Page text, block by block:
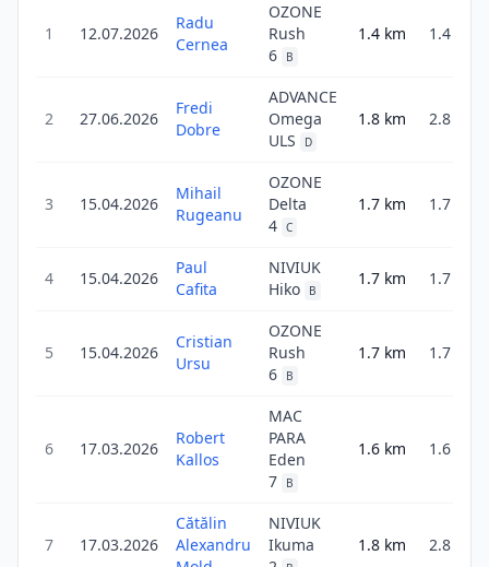
1 12.07.2026
Radu
Cernea
OZONE
Rush
6
B
1.4 km 1.4
2 27.06.2026
Fredi
Dobre
ADVANCE
Omega
ULS
D
1.8 km 2.8
3 15.04.2026
Mihail
Rugeanu
OZONE
Delta
4 C
1.7 km 1.7
4 15.04.2026
Paul
Cafita
NIVIUK
Hiko
B
1.7 km 1.7
5 15.04.2026
Cristian
Ursu
OZONE
Rush
6
B
1.7 km 1.7
6 17.03.2026
Robert
Kallos
MAC
PARA
Eden
7
B
1.6 km 1.6
7 17.03.2026
Cătălin
Alexandru
NIVIUK
Ikuma
1.8 km 2.8